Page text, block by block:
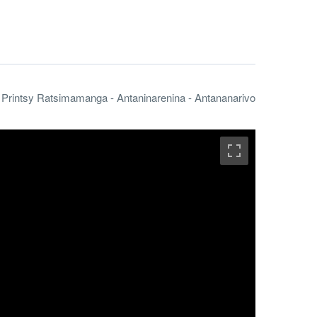
Ratsimamanga - Antaninarenina - Antananarivo